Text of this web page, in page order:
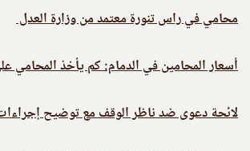
محامي في راس تنورة معتمد من وزارة العدل
أسعار المحامين في الدمام: كم يأخذ المحامي
لائحة دعوى ضد ناظر الوقف مع توضيح